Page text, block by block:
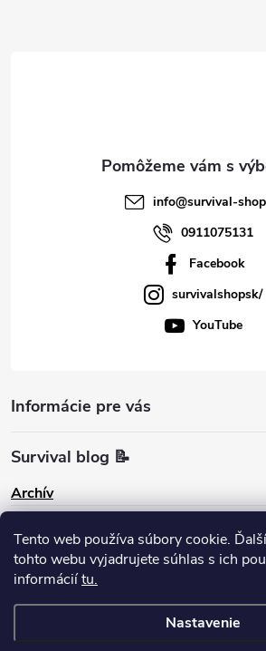
Tento web používa súbory cookie.
tohto webu vyjadrujete súhlas s ich
informáciítu.
Nastavenie
info@survival-
0911075131
Facebook
survivalshopsk/
YouTube
Informácie pre vás
Survival blog 📝
Archív
Pinterest